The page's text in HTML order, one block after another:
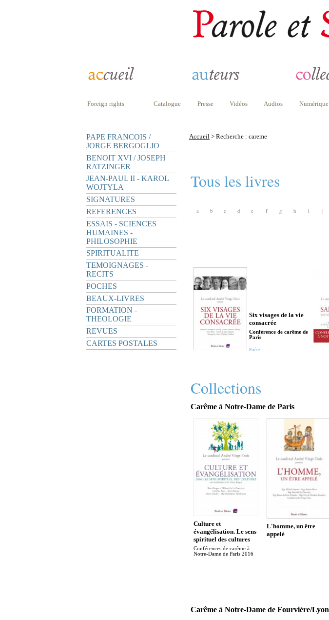
Foreign rights Catalogue Presse Vidéos Audios Numérique
PAPE FRANCOIS /
JORGE BERGOGLIO
BENOIT XVI / JOSEPH
RATZINGER
JEAN-PAUL II - KAROL
WOJTYLA
SIGNATURES
REFERENCES
ESSAIS - SCIENCES
HUMAINES -
PHILOSOPHIE
SPIRITUALITE
TEMOIGNAGES -
RECITS
POCHES
BEAUX-LIVRES
FORMATION -
THEOLOGIE
REVUES
CARTES POSTALES
Accueil > Recherche : careme
Tous les livres
a b c d e f g h i j
Six visages de la vie
consacrée
Conférence de carême de
Paris
Prière
Collections
Carême à Notre-Dame de Paris
Culture et
évangélisation. Le sens
spirituel des cultures
Conférences de carême à
Notre-Dame de Paris 2016
L'homme, un être
appelé
Carême à Notre-Dame de Fourvière/Lyon